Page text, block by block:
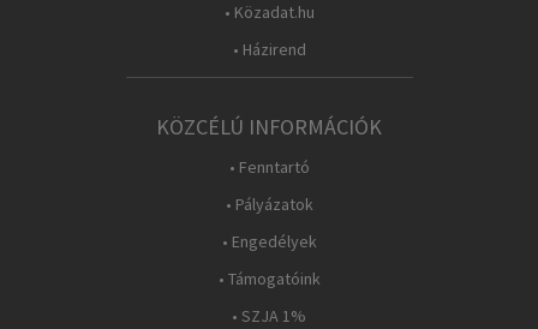
• Közadat.hu
• Házirend
KÖZCÉLÚ INFORMÁCIÓK
• Fenntartó
• Pályázatok
• Engedélyek
• Támogatóink
• SZJA 1%